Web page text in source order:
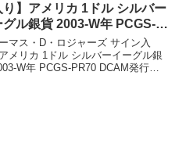
り】アメリカ 1ドル シルバー
グル銀貨 2003-W年 PCGS-
DCAM
ーマス・D・ロジャーズ サイン入
メリカ 1ドル シルバーイーグル銀
W年 PCGS-PR70 DCAM発行